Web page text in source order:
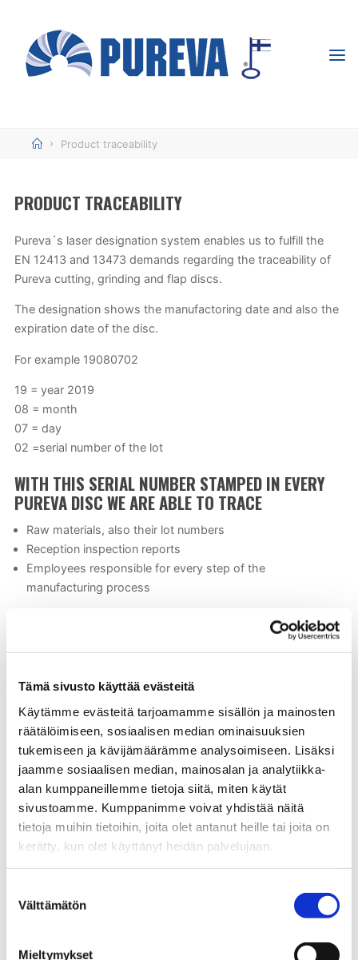
Tämä sivusto käyttää evästeitä
Käytämme evästeitä tarjoamamme sisällön ja mainosten
räätälöimiseen, sosiaalisen median ominaisuuksien
tukemiseen ja kävijämäärämme analysoimiseen. Lisäksi
jaamme sosiaalisen median, mainosalan ja analytiikka-
alan kumppaneillemme tietoja siitä, miten käytät
sivustoamme. Kumppanimme voivat yhdistää näitä
tietoja muihin tietoihin, joita olet antanut heille tai joita on
kerätty, kun olet käyttänyt heidän palvelujaan.
valinta
Välttämätön
Mieltymykset
content
PUREVA -
HomeProduct traceability
PRODUCT TRACEABILITY
Pureva´s laser designation system enables us to fulfill the
EN 12413 and 13473 demands regarding the traceability of
Pureva cutting, grinding and flap discs.
The designation shows the manufactoring date and also the
expiration date of the disc.
For example 19080702
19 = year 2019
08 = month
07 = day
02 =serial number of the lot
WITH THIS SERIAL NUMBER STAMPED IN EVERY
PUREVA DISC WE ARE ABLE TO TRACE
Raw materials, also their lot numbers
Reception inspection reports
Employees responsible for every step of the
manufacturing process
PRODUCT INFO
INOX Requirements